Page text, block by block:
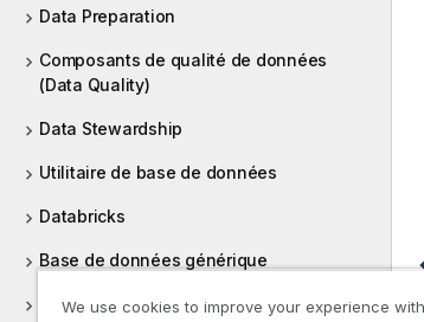
Data Preparation
Composants de qualité de données
(Data Quality)
Data Stewardship
Utilitaire de base de données
Databricks
Base de données générique
DB2We use cookies to improve your experience